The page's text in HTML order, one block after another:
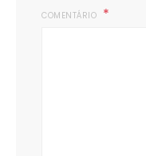
COMENTÁRIO